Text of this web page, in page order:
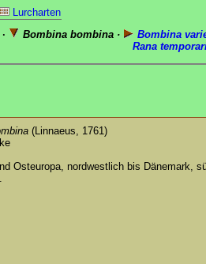
Lurcharten
Bombina bombina · Bombina
Rana
(Linnaeus, 1761)
Osteuropa, nordwestlich bis Dänemark,